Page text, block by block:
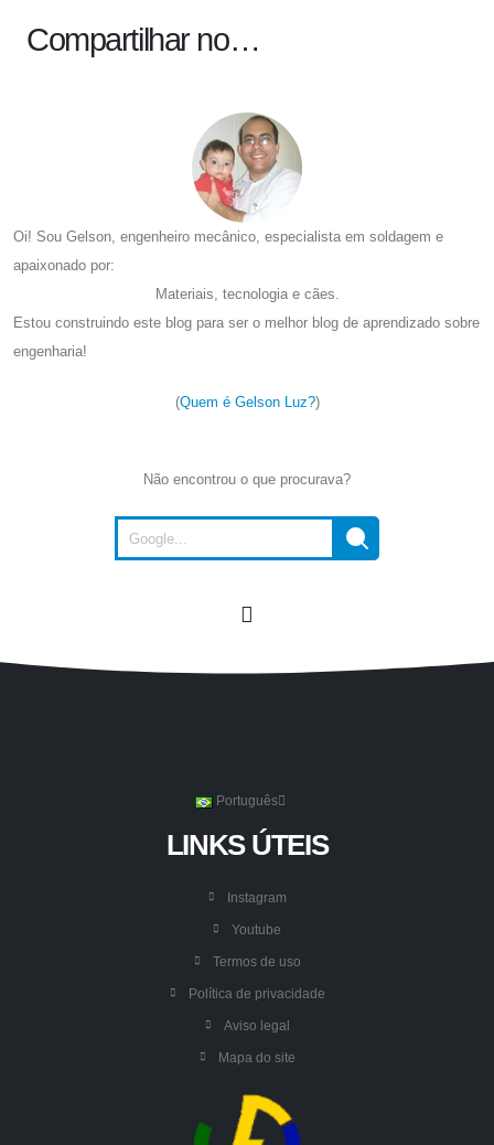
Compartilhar no…
Oi! Sou Gelson, engenheiro mecânico, especialista em soldagem e
apaixonado por:
Materiais, tecnologia e cães.
Estou construindo este blog para ser o melhor blog de aprendizado sobre
engenharia!
(Quem é Gelson Luz?)
Não encontrou o que procurava?
Português
LINKS ÚTEIS
Instagram
Youtube
Termos de uso
Política de privacidade
Aviso legal
Mapa do site